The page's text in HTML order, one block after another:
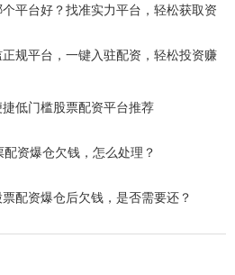
规平台，一键入驻配资，轻松投资赚
低门槛股票配资平台推荐
资爆仓欠钱，怎么处理？
配资爆仓后欠钱，是否需要还？